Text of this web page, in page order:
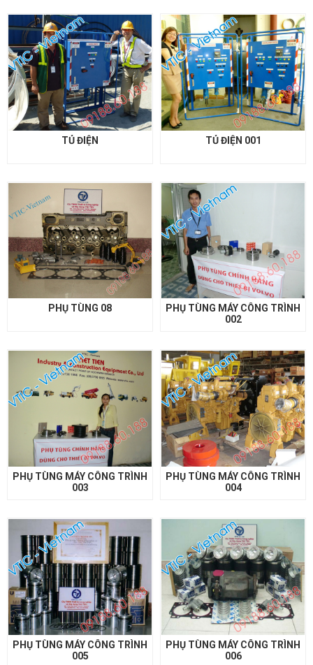
TỦ ĐIỆN TỦ ĐIỆN 001
PHỤ TÙNG 08
PHỤ TÙNG MÁY CÔNG TRÌNH
002
PHỤ TÙNG MÁY CÔNG TRÌNH
003
PHỤ TÙNG MÁY CÔNG TRÌNH
004
PHỤ TÙNG MÁY CÔNG TRÌNH
005
PHỤ TÙNG MÁY CÔNG TRÌNH
006